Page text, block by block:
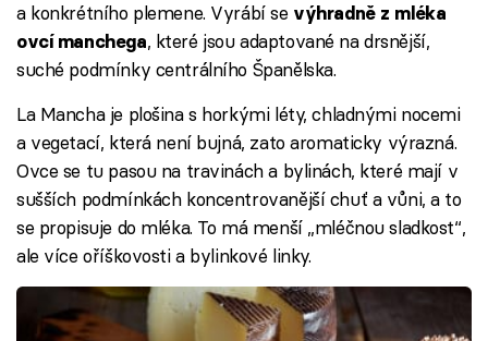
a konkrétního plemene. Vyrábí se výhradně z mléka
ovcí manchega, které jsou adaptované na drsnější,
suché podmínky centrálního Španělska.
La Mancha je plošina s horkými léty, chladnými nocemi
a vegetací, která není bujná, zato aromaticky výrazná.
Ovce se tu pasou na travinách a bylinách, které mají v
sušších podmínkách koncentrovanější chuť a vůni, a to
se propisuje do mléka. To má menší „mléčnou sladkost“,
ale více oříškovosti a bylinkové linky.